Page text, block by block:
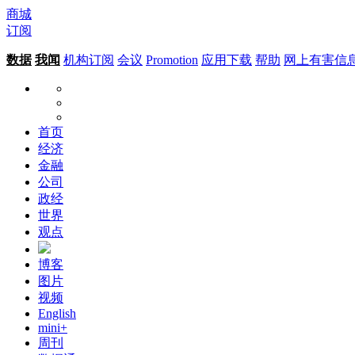
商城
订阅
数据 我闻 机构订阅 会议 Promotion 应用下载 帮助 网上有害信
首页
经济
金融
公司
政经
世界
观点
博客
图片
视频
English
mini+
周刊